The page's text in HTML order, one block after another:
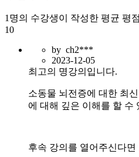
1명의 수강생이 작성한 평균 평점
10
by ch2***
2023-12-05
최고의 명강의입니다.
소동물 뇌전증에 대한 최
에 대해 깊은 이해를 할 수
후속 강의를 열어주신다